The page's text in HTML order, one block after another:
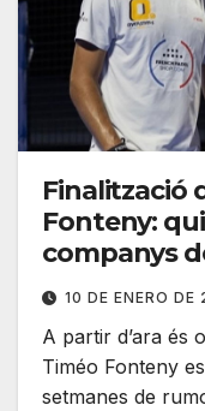
Finalització
Fonteny:
companys
10 DE ENERO DE
A partir d’ara és
Timéo Fonteny
setmanes de